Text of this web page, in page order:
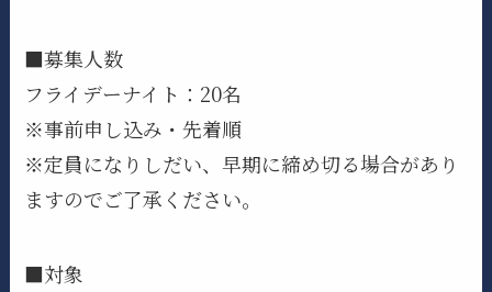
■募集人数
フライデーナイト：20名
※事前申し込み・先着順
※定員になりしだい、早期に締め切る場合があり
ますのでご了承ください。
■対象